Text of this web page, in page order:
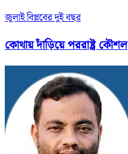
জুলাই বিপ্লবের দুই বছর
কোথায় দাঁড়িয়ে পররাষ্ট্র কৌশল